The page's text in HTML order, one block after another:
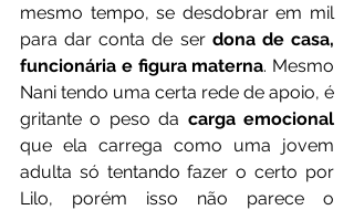
mesmo tempo, se desdobrar em mil
para dar conta de ser dona de casa,
funcionária e figura materna. Mesmo
Nani tendo uma certa rede de apoio, é
gritante o peso da
que ela carrega como uma jovem
adulta só tentando fazer o certo por
Lilo, porém isso não parece o